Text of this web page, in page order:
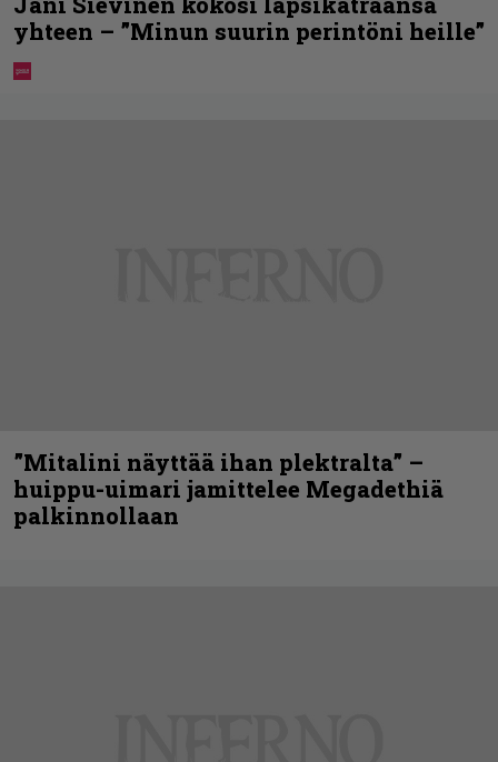
yhteen – ”Minun suurin perintöni heille”
”Mitalini näyttää ihan plektralta” –
huippu-uimari jamittelee Megadethiä
palkinnollaan